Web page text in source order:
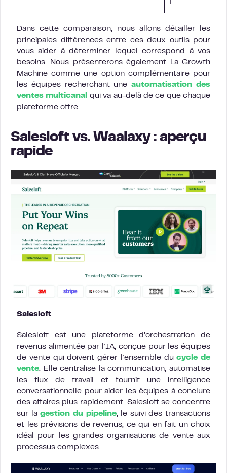
Dans cette comparaison, nous allons détailler les
principales différences entre ces deux outils pour
vous aider à déterminer lequel correspond à vos
besoins. Nous présenterons également La Growth
Machine comme une option complémentaire pour
les équipes recherchant uneautomatisation des
ventes multicanal
qui va au-delà de ce que chaque
plateforme offre.
Salesloft vs. Waalaxy : aperçu
rapide
Salesloft
Salesloft est une plateforme d’orchestration de
revenus alimentée par l’IA, conçue pour les équipes
de vente qui doivent gérer l’ensemble ducycle de
vente. Elle centralise la communication, automatise
les flux de travail et fournit une intelligence
conversationnelle pour aider les équipes à conclure
des affaires plus rapidement. Salesloft se concentre
sur lagestion du pipeline, le suivi des transactions
et les prévisions de revenus, ce qui en fait un choix
idéal pour les grandes organisations de vente aux
processus complexes.